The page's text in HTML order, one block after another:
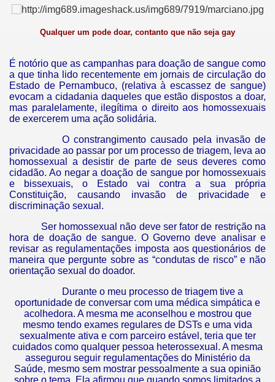
Qualquer um pode doar, contanto que não seja gay
É notório que as campanhas para doação de sangue como
a que tinha lido recentemente em jornais de circulação do
Estado de Pernambuco, (relativa à escassez de sangue)
evocam a cidadania daqueles que estão dispostos a doar,
mas paralelamente, ilegítima o direito aos homossexuais
de exercerem uma ação solidária.
O constrangimento causado pela invasão de
privacidade ao passar por um processo de triagem, leva ao
homossexual a desistir de parte de seus deveres como
cidadão. Ao negar a doação de sangue por homossexuais
e bissexuais, o Estado vai contra a sua própria
Constituição, causando invasão de privacidade e
discriminação sexual.
Ser homossexual não deve ser fator de restrição na
hora de doação de sangue. O Governo deve analisar e
revisar as regulamentações imposta aos questionários de
maneira que pergunte sobre as “condutas de risco” e não
orientação sexual do doador.
Durante o meu processo de triagem tive a
oportunidade de conversar com uma médica simpática e
acolhedora. A mesma me aconselhou e mostrou que
mesmo tendo exames regulares de DSTs e uma vida
sexualmente ativa e com parceiro estável, teria que ter
cuidados como qualquer pessoa heterossexual. A mesma
assegurou seguir regulamentações do Ministério da
Saúde, mesmo sem mostrar pessoalmente a sua opinião
sobre o tema. Ela afirmou que quando somos limitados a
derrubados